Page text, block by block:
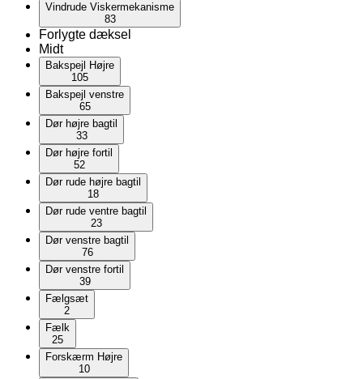
Vindrude Viskermekanisme
83
Forlygte dæksel
Midt
Bakspejl Højre
105
Bakspejl venstre
65
Dør højre bagtil
33
Dør højre fortil
52
Dør rude højre bagtil
18
Dør rude ventre bagtil
23
Dør venstre bagtil
76
Dør venstre fortil
39
Fælgsæt
2
Fælk
25
Forskærm Højre
10